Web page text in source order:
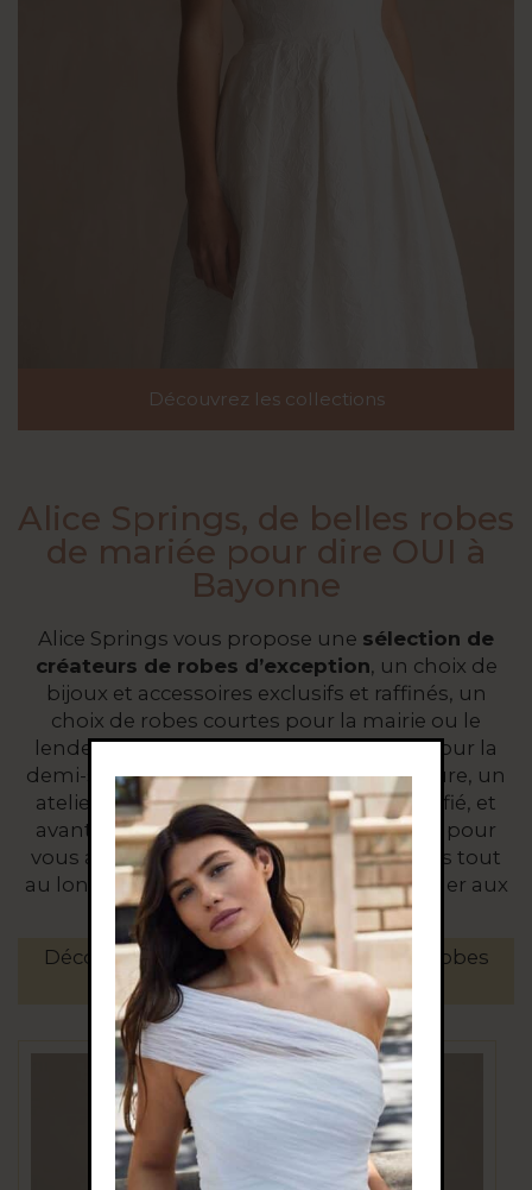
Découvrez les collections
Découvrez les collections
Alice Springs, de belles robes
de mariée pour dire OUI à
Bayonne
Alice Springs vous propose une sélection de
créateurs de robes d’exception, un choix de
bijoux et accessoires exclusifs et raffinés, un
choix de robes courtes pour la mairie ou le
lendemain, des voiles, des accessoires pour la
demi-saison et autres créations sur mesure, un
atelier de retouches sur place ultra qualifié, et
avant tout l’œil et l’expérience d’Isabelle pour
vous accompagner dans votre choix, puis tout
au long de l’année, pour ne pas ressembler aux
autres.
Découvrez l’univers de la boutique de robes
de mariée Alice Springs Bayonne